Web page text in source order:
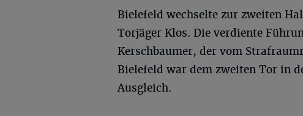
Bielefeld wechselte zur zweiten
Torjäger Klos. Die verdiente
Kerschbaumer, der vom
Bielefeld war dem zweiten Tor in
Ausgleich.